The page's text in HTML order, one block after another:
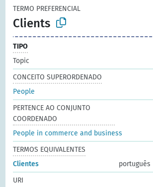
TERMO PREFERENCIAL
Clients
TIPO
Topic
CONCEITO SUPERORDENADO
People
PERTENCE AO CONJUNTO
COORDENADO
People in commerce and business
TERMOS EQUIVALENTES
Clientes
português
URI